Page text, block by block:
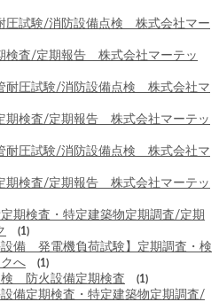
圧試験/消防設備点検 株式会社マー
検査/定期報告 株式会社マーテッ
耐圧試験/消防設備点検 株式会社マ
期検査/定期報告 株式会社マーテッ
耐圧試験/消防設備点検 株式会社マ
期検査/定期報告 株式会社マーテッ
期検査・特定建築物定期調査/定期
(1)
備 発電機負荷試験】定期調査・検
へ
(1)
防火設備定期検査 (1)
備定期検査・特定建築物定期調査/